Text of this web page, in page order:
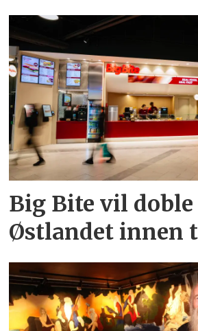
Big Bite vil doble
Østlandet innen